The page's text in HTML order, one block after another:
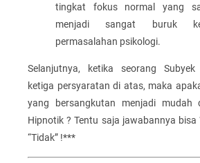
tingkat fokus normal yang
menjadi sangat buruk
permasalahan psikologi.
Selanjutnya, ketika seorang
ketiga persyaratan di atas, maka
yang bersangkutan menjadi mudah
Hipnotik ? Tentu saja jawabannya bisa
“Tidak” !***